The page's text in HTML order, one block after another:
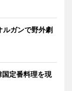
ガンで野外劇
定番料理を現